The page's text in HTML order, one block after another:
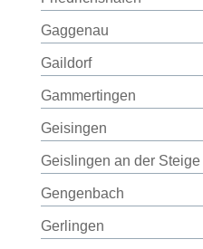
Gaggenau
Gaildorf
Gammertingen
Geisingen
Geislingen an der Steige
Gengenbach
Gerlingen